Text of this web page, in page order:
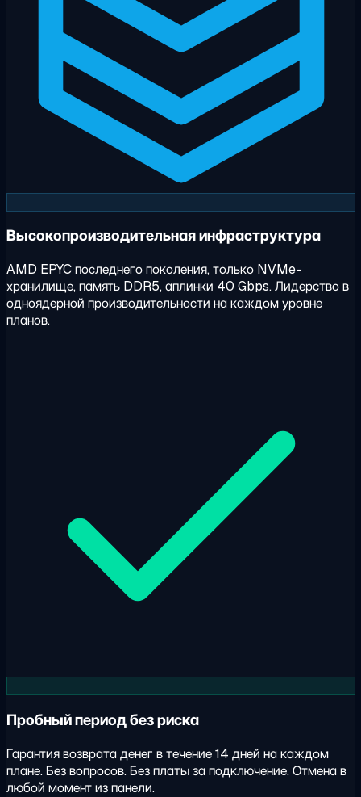
Высокопроизводительная инфраструктура
AMD EPYC последнего поколения, только NVMe-
хранилище, память DDR5, аплинки 40 Gbps. Лидерство в
одноядерной производительности на каждом уровне
планов.
Пробный период без риска
Гарантия возврата денег в течение 14 дней на каждом
плане. Без вопросов. Без платы за подключение. Отмена в
любой момент из панели.